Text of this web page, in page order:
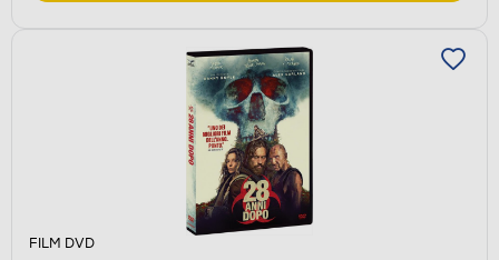
FILM DVD